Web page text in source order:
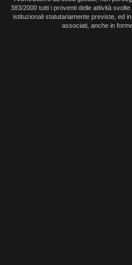
383/2000 tutti i proventi delle attività
istituzionali statutariamente previste, ed
associati, anche in